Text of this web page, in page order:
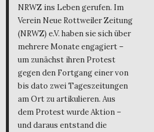
NRWZ ins Leben gerufen. Im
Verein Neue Rottweiler Zeitung
(NRWZ) e.V. haben sie sich über
mehrere Monate engagiert –
um zunächst ihren Protest
gegen den Fortgang einer von
bis dato zwei Tageszeitungen
am Ort zu artikulieren. Aus
dem Protest wurde Aktion –
und daraus entstand die